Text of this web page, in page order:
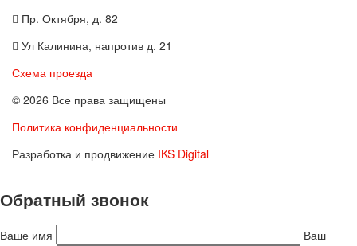
Пр. Октября, д. 82
Ул Калинина, напротив д. 21
Схема проезда
© 2026 Все права защищены
Политика конфиденциальности
Разработка и продвижение IKS Digital
Обратный звонок
Ваше имя
Ваш